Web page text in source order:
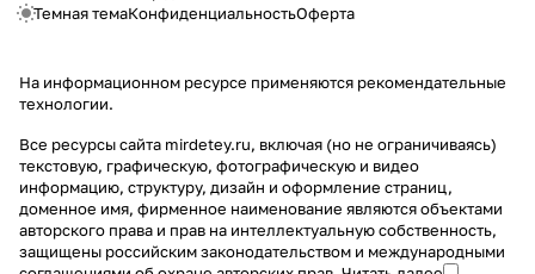
Темная темаКонфиденциальностьОферта
На информационном ресурсе применяются рекомендательные
технологии.
Все ресурсы сайта mirdetey.ru, включая (но не ограничиваясь)
текстовую, графическую, фотографическую и видео
информацию, структуру, дизайн и оформление страниц,
доменное имя, фирменное наименование являются объектами
авторского права и прав на интеллектуальную собственность,
защищены российским законодательством и международными